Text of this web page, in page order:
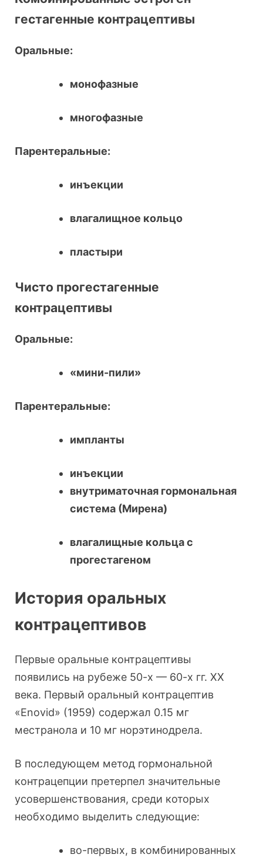
гестагенные контрацептивы
Оральные:
монофазные
многофазные
Парентеральные:
инъекции
влагалищное кольцо
пластыри
Чисто прогестагенные
контрацептивы
Оральные:
«мини-пили»
Парентеральные:
импланты
инъекции
внутриматочная гормональная
система (Мирена)
влагалищные кольца с
прогестагеном
История оральных
контрацептивов
Первые оральные контрацептивы
появились на рубеже 50-х — 60-х гг. XX
века. Первый оральный контрацептив
«Enovid» (1959) содержал 0.15 мг
местранола и 10 мг норэтинодрела.
В последующем метод гормональной
контрацепции претерпел значительные
усовершенствования, среди которых
необходимо выделить следующие:
во-первых, в комбинированных